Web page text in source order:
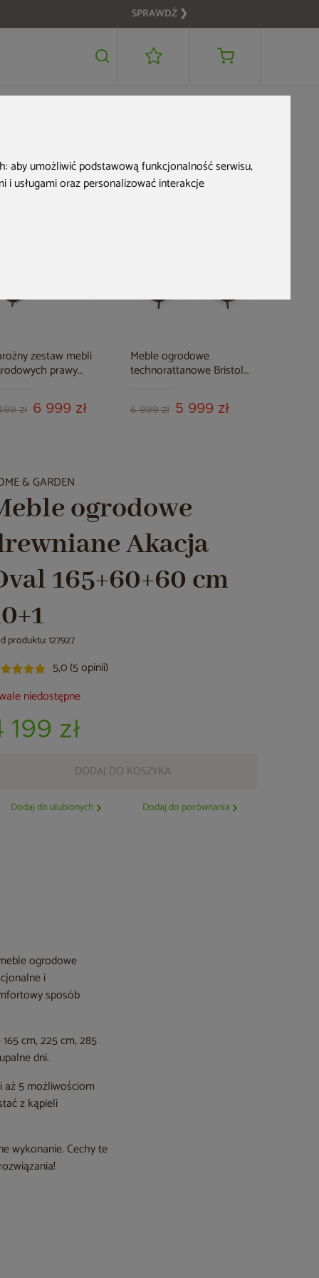
aby umożliwić podstawową funkcjonalność serwisu,
i usługami oraz personalizować interakcje
SPRAWDŹ ❯
4 199 zł DODAJ DO KOSZYKA
zestaw mebli
prawy
Melange
zł 6 999 zł
Meble ogrodowe
technorattanowe Bristol
Brown Mat / Brown
Melange 6+1
6 999 zł 5 999 zł
& GARDEN
ogrodowe
Akacja
165+60+60 cm
produktu: 127927
5,0 (5 opinii)
niedostępne
199 zł
DODAJ DO KOSZYKA
Dodaj do ulubionych Dodaj do porównania
ogrodowe
i
sposób
cm, 225 cm, 285
dni.
aż 5 możliwościom
z kąpieli
wykonanie. Cechy te